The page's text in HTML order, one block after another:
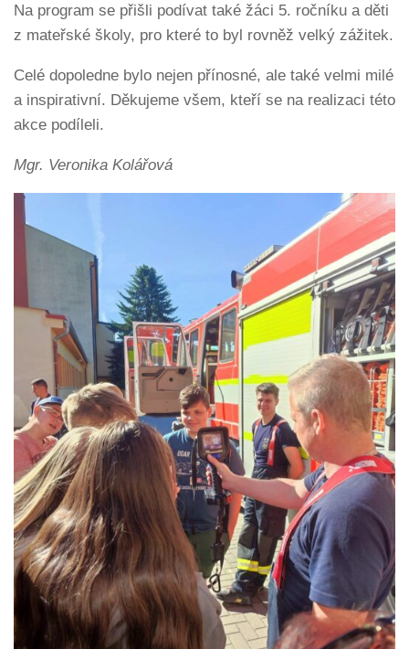
Na program se přišli podívat také žáci 5. ročníku a děti
z mateřské školy, pro které to byl rovněž velký zážitek.
Celé dopoledne bylo nejen přínosné, ale také velmi milé
a inspirativní. Děkujeme všem, kteří se na realizaci této
akce podíleli.
Mgr. Veronika Kolářová